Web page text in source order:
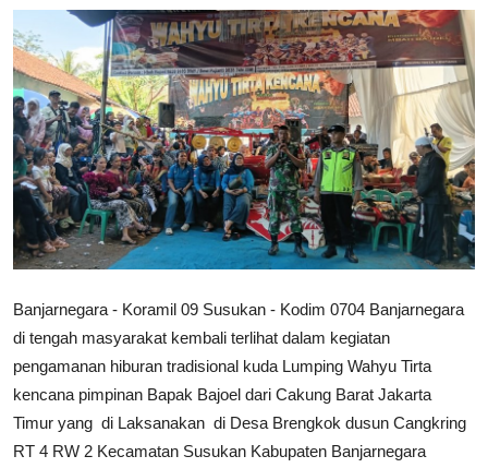
Banjarnegara - Koramil 09 Susukan - Kodim 0704 Banjarnegara
di tengah masyarakat kembali terlihat dalam kegiatan
pengamanan hiburan tradisional kuda Lumping Wahyu Tirta
kencana pimpinan Bapak Bajoel dari Cakung Barat Jakarta
Timur yang di Laksanakan di Desa Brengkok dusun Cangkring
RT 4 RW 2 Kecamatan Susukan Kabupaten Banjarnegara